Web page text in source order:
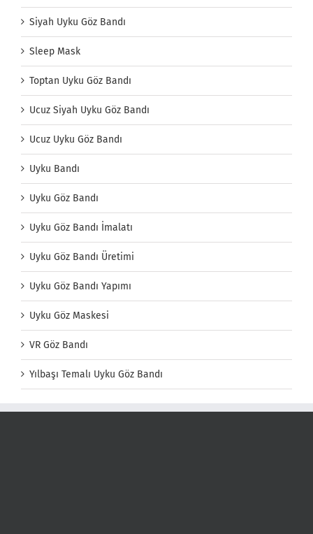
Siyah Uyku Göz Bandı
Sleep Mask
Toptan Uyku Göz Bandı
Ucuz Siyah Uyku Göz Bandı
Ucuz Uyku Göz Bandı
Uyku Bandı
Uyku Göz Bandı
Uyku Göz Bandı İmalatı
Uyku Göz Bandı Üretimi
Uyku Göz Bandı Yapımı
Uyku Göz Maskesi
VR Göz Bandı
Yılbaşı Temalı Uyku Göz Bandı